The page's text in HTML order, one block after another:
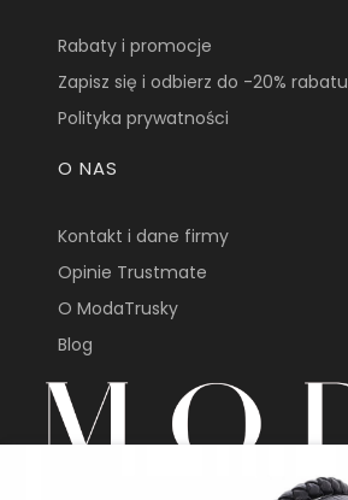
Rabaty i promocje
Zapisz się i odbierz do -20% rabatu
Polityka prywatności
O NAS
Kontakt i dane firmy
Opinie Trustmate
O ModaTrusky
Blog